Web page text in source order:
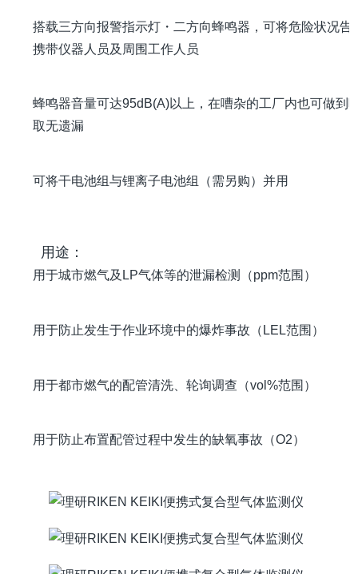
搭载三方向报警指示灯・二方向蜂鸣器，可将危险状况告
携带仪器人员及周围工作人员
蜂鸣器音量可达95dB(A)以上，在嘈杂的工厂内也可做到
取无遗漏
可将干电池组与锂离子电池组（需另购）并用
用途：
用于城市燃气及LP气体等的泄漏检测（ppm范围）
用于防止发生于作业环境中的爆炸事故（LEL范围）
用于都市燃气的配管清洗、轮询调查（vol%范围）
用于防止布置配管过程中发生的缺氧事故（O2）